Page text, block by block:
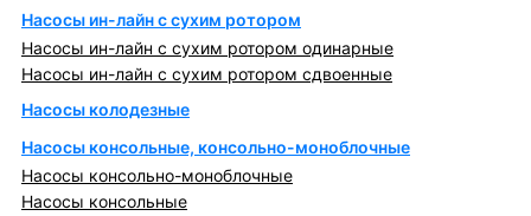
Насосы ин-лайн с сухим ротором
Насосы ин-лайн с сухим ротором одинарные
Насосы ин-лайн с сухим ротором сдвоенные
Насосы колодезные
Насосы консольные, консольно-моноблочные
Насосы консольно-моноблочные
Насосы консольные